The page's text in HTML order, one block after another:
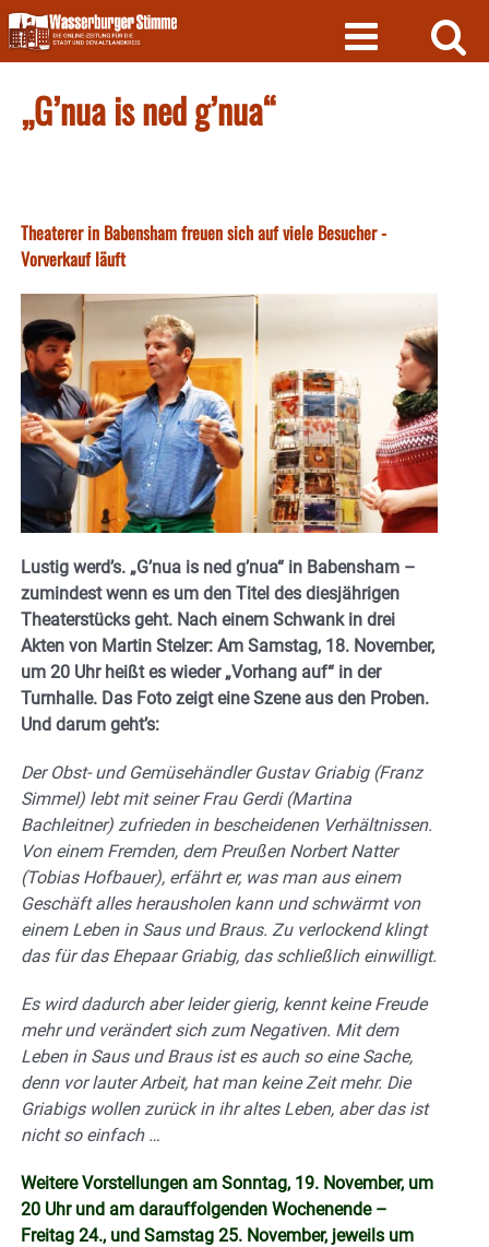
Skip
to
content
„G’nua is ned g’nua“
Theaterer in Babensham freuen sich auf viele Besucher -
Vorverkauf läuft
Lustig werd’s. „G’nua is ned g’nua“ in Babensham –
zumindest wenn es um den Titel des diesjährigen
Theaterstücks geht. Nach einem Schwank in drei
Akten von Martin Stelzer: Am Samstag, 18. November,
um 20 Uhr heißt es wieder „Vorhang auf“ in der
Turnhalle. Das Foto zeigt eine Szene aus den Proben.
Und darum geht’s:
Der Obst- und Gemüsehändler Gustav Griabig (Franz
Simmel) lebt mit seiner Frau Gerdi (Martina
Bachleitner) zufrieden in bescheidenen Verhältnissen.
Von einem Fremden, dem Preußen Norbert Natter
(Tobias Hofbauer), erfährt er, was man aus einem
Geschäft alles herausholen kann und schwärmt von
einem Leben in Saus und Braus. Zu verlockend klingt
das für das Ehepaar Griabig, das schließlich einwilligt.
Es wird dadurch aber leider gierig, kennt keine Freude
mehr und verändert sich zum Negativen. Mit dem
Leben in Saus und Braus ist es auch so eine Sache,
denn vor lauter Arbeit, hat man keine Zeit mehr. Die
Griabigs wollen zurück in ihr altes Leben, aber das ist
nicht so einfach …
Weitere Vorstellungen am Sonntag, 19. November, um
20 Uhr und am darauffolgenden Wochenende –
Freitag 24., und Samstag 25. November, jeweils um